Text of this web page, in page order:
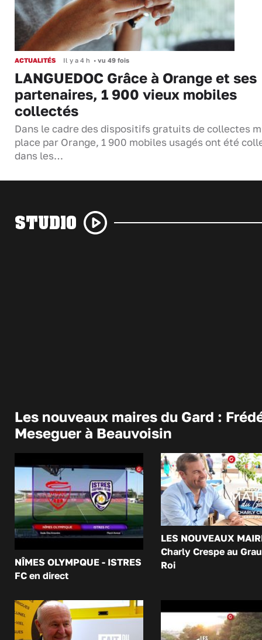
ACTUALITÉS Il y a 4 h • vu 49 fois
LANGUEDOC Grâce à Orange et ses
partenaires, 1 900 vieux mobiles
collectés
Dans le cadre des dispositifs gratuits de collectes
place par Orange, 1 900 mobiles usagés ont été
dans les…
STUDIO
Les nouveaux maires du Gard :
Meseguer à Beauvoisin
NÎMES OLYMPQUE - ISTRES
FC en direct
LES NOUVEAUX
Charly Crespe au
Roi